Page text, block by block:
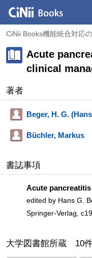
CiNii Books機能統合対応
Acute
clinical
著者
Beger, H. G.
Büchler, Markus
書誌事項
Acute
edited by Hans G.
Springer-Verlag,
大学図書館所蔵 10